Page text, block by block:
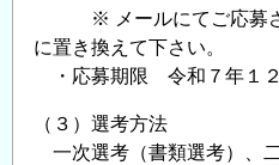
※ メールにてご応募さ
に置き換えて下さい。
・応募期限 令和７年１
（３）選考方法
一次選考（書類選考）、